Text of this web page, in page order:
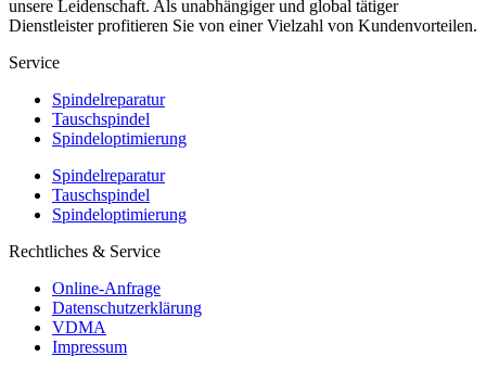
unsere Leidenschaft. Als unabhängiger und global tätiger
Dienstleister profitieren Sie von einer Vielzahl von Kundenvorteilen.
Service
Spindelreparatur
Tauschspindel
Spindeloptimierung
Spindelreparatur
Tauschspindel
Spindeloptimierung
Rechtliches & Service
Online-Anfrage
Datenschutzerklärung
VDMA
Impressum